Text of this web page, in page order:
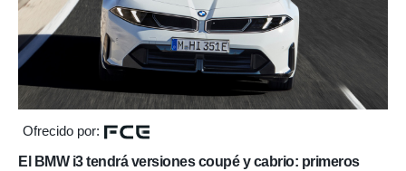
Ofrecido por:
El BMW i3 tendrá versiones coupé y cabrio: primeros